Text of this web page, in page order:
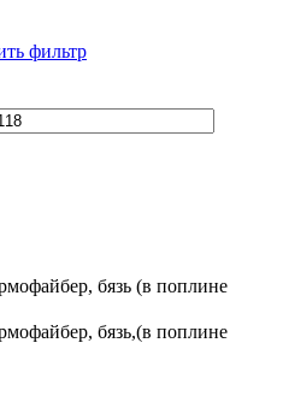
фильтр
бязь (в поплине
бязь,(в поплине